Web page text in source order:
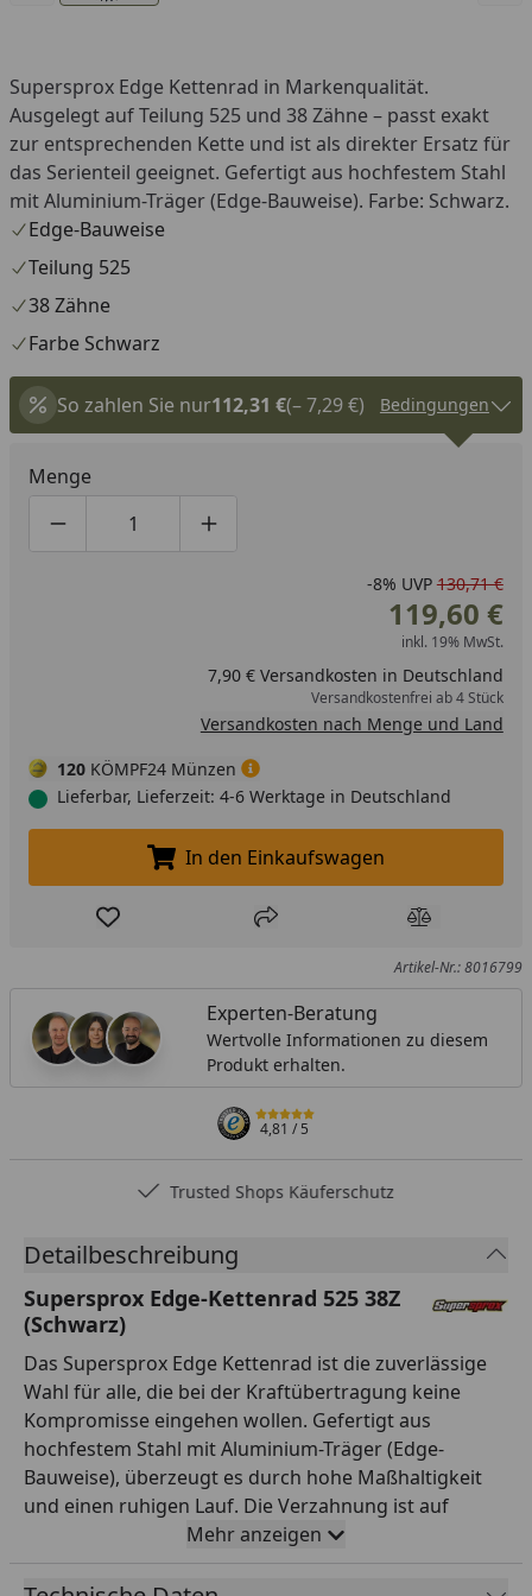
Supersprox Edge Kettenrad in Markenqualität.
Ausgelegt auf Teilung 525 und 38 Zähne – passt exakt
zur entsprechenden Kette und ist als direkter Ersatz für
das Serienteil geeignet. Gefertigt aus hochfestem Stahl
mit Aluminium-Träger (Edge-Bauweise). Farbe: Schwarz.
Edge-Bauweise
Teilung 525
38 Zähne
Farbe Schwarz
So zahlen Sie nur112,31 €(– 7,29 €) Bedingungen
Menge
Produktmenge um eins verringern
Produktmenge manuell eingeben
Produktmenge um eins erhöhen
-8% UVP 130,71 €
119,60 €
inkl. 19% MwSt.
7,90 € Versandkosten in Deutschland
Versandkostenfrei ab 4 Stück
Versandkosten nach Menge und Land
120 KÖMPF24 Münzen
Lieferbar, Lieferzeit: 4-6 Werktage in Deutschland
In den Einkaufswagen legen
In den Einkaufswagen
Produkt zur Wunschliste hinzufügen
Teilen Produkt
Artikel-Nr.: 8016799
Experten-Beratung
Wertvolle Informationen zu diesem
Produkt erhalten.
4,81/ 5
Trusted Shops Käuferschutz
Detailbeschreibung
Supersprox Edge-Kettenrad 525 38Z
(Schwarz)
Das Supersprox Edge Kettenrad ist die zuverlässige
Wahl für alle, die bei der Kraftübertragung keine
Kompromisse eingehen wollen. Gefertigt aus
hochfestem Stahl mit Aluminium-Träger (Edge-
Bauweise), überzeugt es durch hohe Maßhaltigkeit
und einen ruhigen Lauf. Die Verzahnung ist auf
Teilung 525 und 38 Zähne ausgelegt und passt damit
exakt zur entsprechenden Kette. Mit einem
Mehr anzeigen